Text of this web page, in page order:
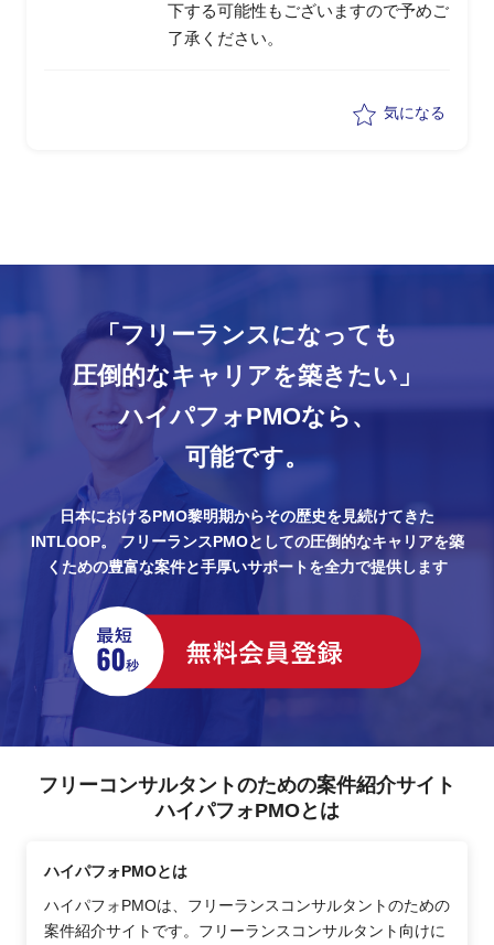
下する可能性もございますので予めご
了承ください。
気になる
「フリーランスになっても
圧倒的なキャリアを築きたい」
ハイパフォPMOなら、
可能です。
日本におけるPMO黎明期からその歴史を見続けてきた
INTLOOP。
フリーランスPMOとしての圧倒的なキャリアを築
くための豊富な案件と手厚いサポートを全力で提供します
フリーコンサルタントのための案件紹介サイト
ハイパフォPMOとは
ハイパフォPMOとは
ハイパフォPMOは、フリーランスコンサルタントのための
案件紹介サイトです。フリーランスコンサルタント向けに